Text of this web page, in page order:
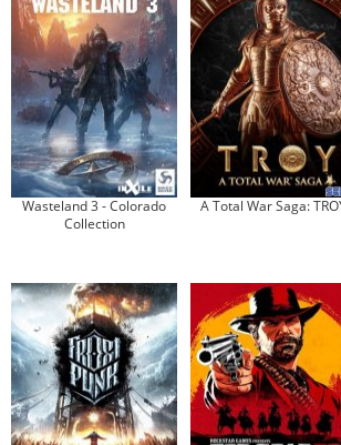
Wasteland 3 - Colorado
Collection
A Total War Saga: